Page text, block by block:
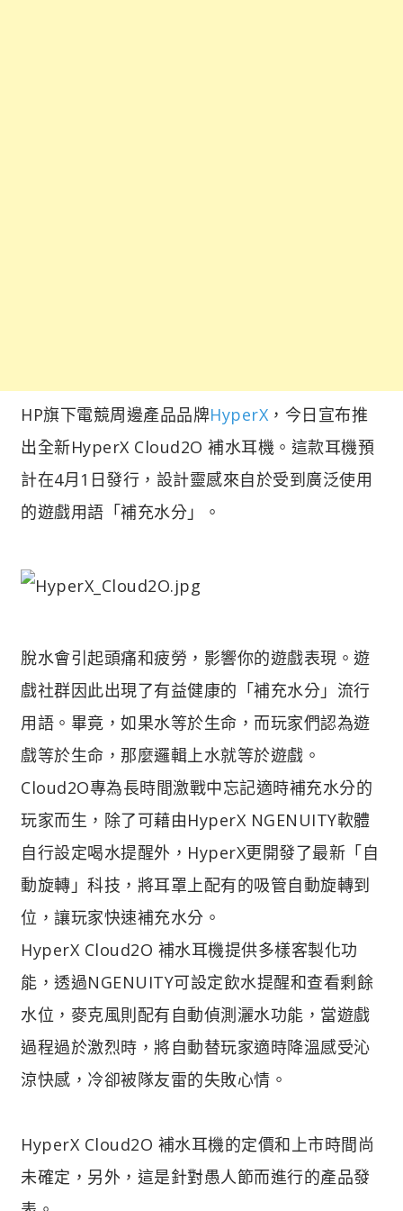
HP旗下電競周邊產品品牌HyperX ，今日宣布推
出全新HyperX Cloud2O 補水耳機。這款耳機預
計在4月1日發行，設計靈感來自於受到廣泛使用
的遊戲用語「補充水分」。
脫水會引起頭痛和疲勞，影響你的遊戲表現。遊
戲社群因此出現了有益健康的「補充水分」流行
用語。畢竟，如果水等於生命，而玩家們認為遊
戲等於生命，那麼邏輯上水就等於遊戲。
Cloud2O專為長時間激戰中忘記適時補充水分的
玩家而生，除了可藉由HyperX NGENUITY軟體
自行設定喝水提醒外，HyperX更開發了最新「自
動旋轉」科技，將耳罩上配有的吸管自動旋轉到
位，讓玩家快速補充水分。
HyperX Cloud2O 補水耳機提供多樣客製化功
能，透過NGENUITY可設定飲水提醒和查看剩餘
水位，麥克風則配有自動偵測灑水功能，當遊戲
過程過於激烈時，將自動替玩家適時降溫感受沁
涼快感，冷卻被隊友雷的失敗心情。
HyperX Cloud2O 補水耳機的定價和上市時間尚
未確定，另外，這是針對愚人節而進行的產品發